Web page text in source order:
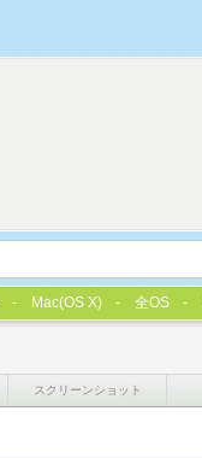
スクリーンショット
Mac(OS X) 全OS